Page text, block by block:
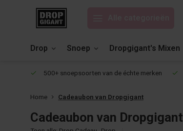
Drop Snoep Dropgigant's Mixen
500+ snoepsoorten van de échte merken
Home Cadeaubon van Dropgigant
Cadeaubon van Dropgigant